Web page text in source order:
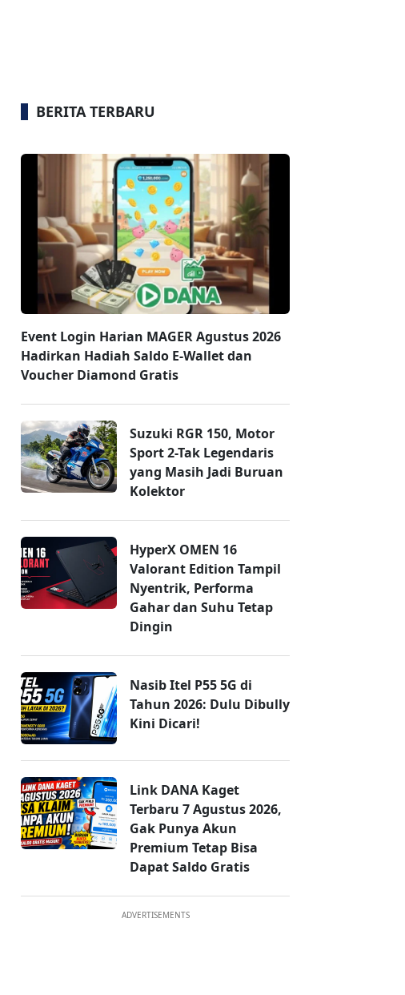
BERITA TERBARU
Event Login Harian MAGER Agustus 2026
Hadirkan Hadiah Saldo E-Wallet dan
Voucher Diamond Gratis
Suzuki RGR 150, Motor
Sport 2-Tak Legendaris
yang Masih Jadi Buruan
Kolektor
HyperX OMEN 16
Valorant Edition Tampil
Nyentrik, Performa
Gahar dan Suhu Tetap
Dingin
Nasib Itel P55 5G di
Tahun 2026: Dulu Dibully
Kini Dicari!
Link DANA Kaget
Terbaru 7 Agustus 2026,
Gak Punya Akun
Premium Tetap Bisa
Dapat Saldo Gratis
ADVERTISEMENTS